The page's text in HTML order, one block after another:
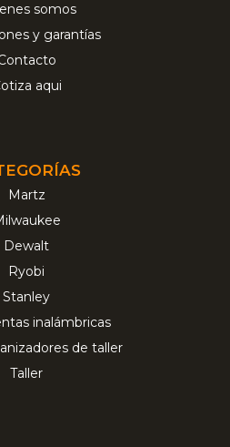
somos
y garantías
aqui
Martz
Dewalt
Ryobi
Stanley
inalámbricas
de taller
Taller